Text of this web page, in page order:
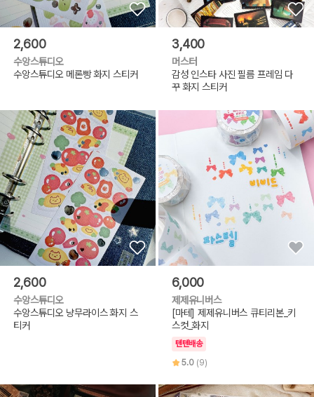
2,600
수앙스튜디오
수앙스튜디오 메론빵 화지 스티커
3,400
머스터
감성 인스타 사진 필름 프레임 다
꾸 화지 스티커
2,600
수앙스튜디오
수앙스튜디오 냥무라이스 화지 스
티커
6,000
제제유니버스
[마테] 제제유니버스 큐티리본_키
스컷_화지
텐텐배송
5.0 (9)